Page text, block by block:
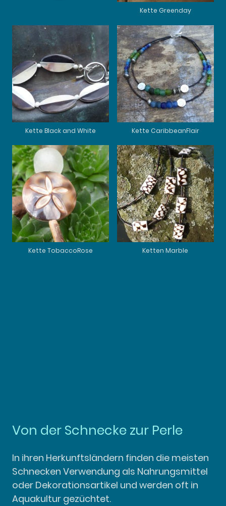
Kette Greenday
Kette Black and White Kette CaribbeanFlair
Kette TobaccoRose Ketten Marble
Von der Schnecke zur Perle
In ihren Herkunftsländern finden die meisten
Schnecken Verwendung als Nahrungsmittel
oder Dekorationsartikel und werden oft in
Aquakultur gezüchtet.